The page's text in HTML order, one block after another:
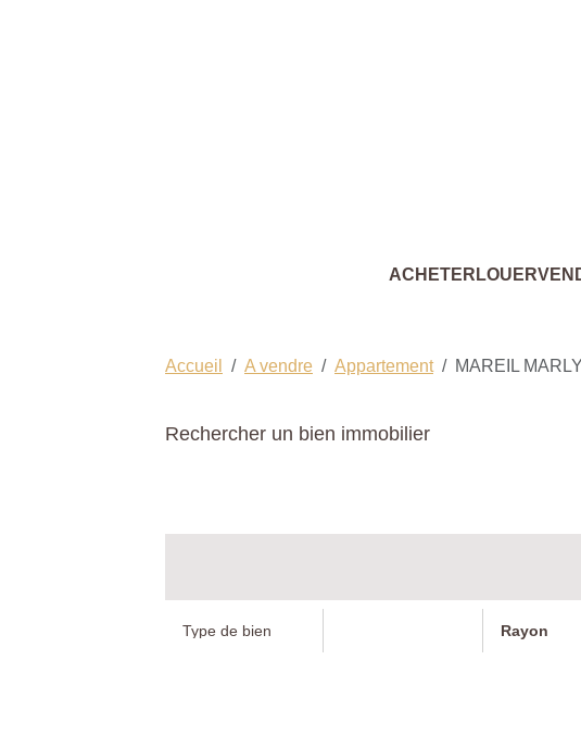
ACHETER LOUER
Accueil A vendre Appartement MAREIL MARLY
Rechercher un bien immobilier
Rayon